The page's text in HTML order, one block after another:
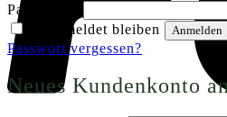
Passwort
Angemeldet bleiben
Anmelden
Passwort vergessen?
Neues Kundenkonto